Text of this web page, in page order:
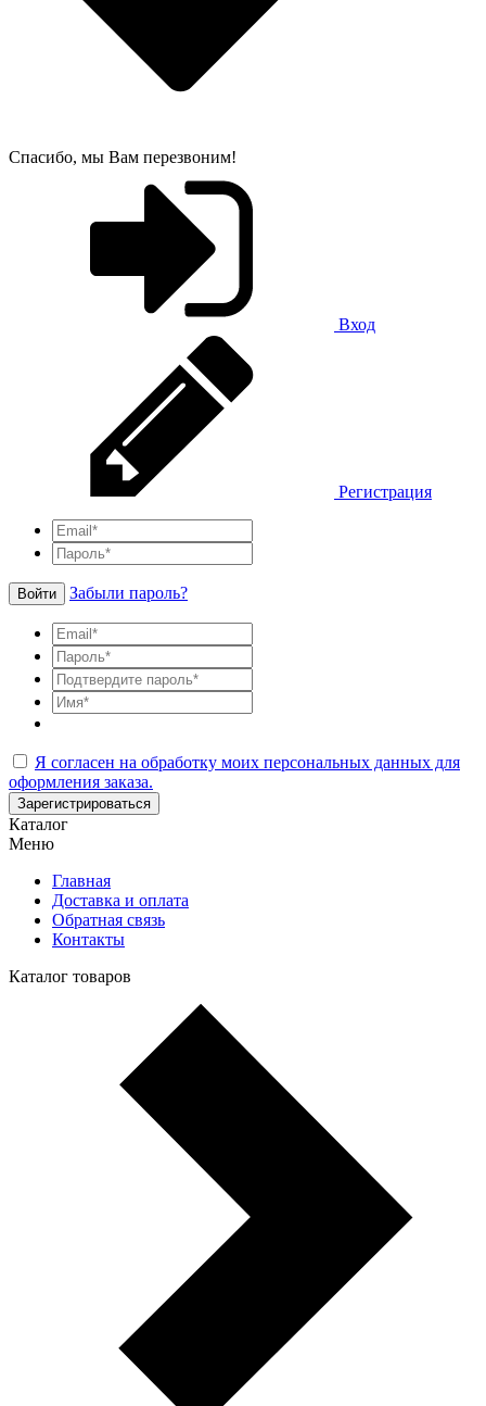
Спасибо, мы Вам перезвоним!
Вход
Регистрация
Войти Забыли пароль?
Я согласен на обработку моих персональных данных для
оформления заказа.
Зарегистрироваться
Каталог
Меню
Главная
Доставка и оплата
Обратная связь
Контакты
Каталог товаров